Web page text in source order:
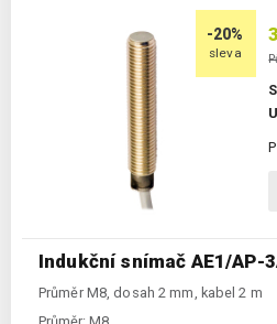
-20%
sleva
Indukční snímač AE1/AP-
Průměr M8, dosah 2 mm, kabel 2 m